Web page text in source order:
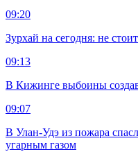
09:20
Зурхай на сегодня: не
09:13
В Кижинге выбоины
09:07
В Улан-Удэ из пожара
угарным газом